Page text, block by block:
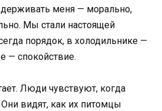
меня — морально,
Мы стали настоящей
порядок, в холодильнике —
— спокойствие.
Люди чувствуют, когда
видят, как их питомцы